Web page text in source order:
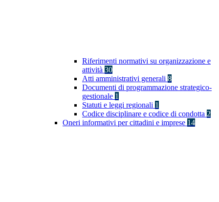
Riferimenti normativi su organizzazione e
attività 30
Atti amministrativi generali 8
Documenti di programmazione strategico-
gestionale 1
Statuti e leggi regionali 1
Codice disciplinare e codice di condotta 2
Oneri informativi per cittadini e imprese 14